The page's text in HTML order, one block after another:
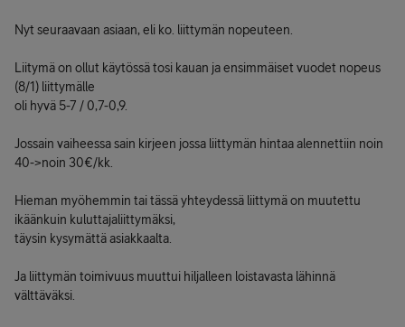
Nyt seuraavaan asiaan, eli ko. liittymän nopeuteen.
Liitymä on ollut käytössä tosi kauan ja ensimmäiset vuodet nopeus
(8/1) liittymälle
oli hyvä 5-7 / 0,7-0,9.
Jossain vaiheessa sain kirjeen jossa liittymän hintaa alennettiin noin
40->noin 30€/kk.
Hieman myöhemmin tai tässä yhteydessä liittymä on muutettu
ikäänkuin kuluttajaliittymäksi,
täysin kysymättä asiakkaalta.
Ja liittymän toimivuus muuttui hiljalleen loistavasta lähinnä
välttäväksi.